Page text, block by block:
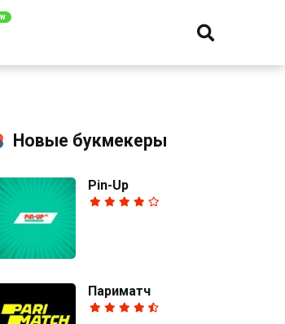
Новые букмекеры
Pin-Up
Париматч